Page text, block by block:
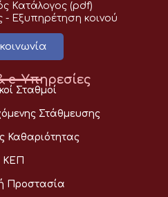
Κατάλογος (pdf)
- Eξυπηρέτηση κοινού
e-Υπηρεσίες
Σταθμοί
Στάθμευσης
Καθαριότητας
ΚΕΠ
Προστασία